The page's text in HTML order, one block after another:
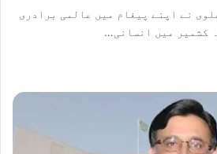
نے اپنے پیغام میں عالمی برادری
کشمیر میں انسانی…